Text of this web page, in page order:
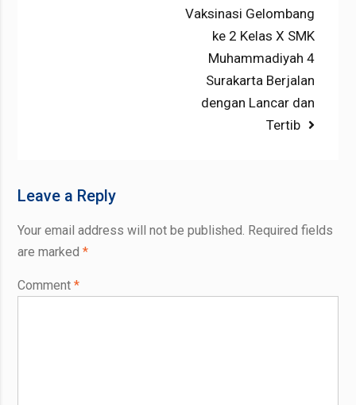
Next
Vaksinasi Gelombang
ke 2 Kelas X SMK
Muhammadiyah 4
Surakarta Berjalan
dengan Lancar dan
Tertib
Leave a Reply
Your email address will not be published. Required fields
are marked *
Comment *